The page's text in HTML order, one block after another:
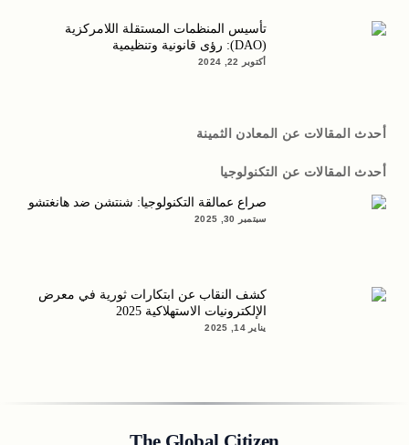
تأسيس المنظمات المستقلة اللامركزية
(DAO): رؤى قانونية وتنظيمية
أكتوبر 22, 2024
أحدث المقالات عن المعادن الثمينة
أحدث المقالات عن التكنولوجيا
صراع عمالقة التكنولوجيا: شنتشن ضد هانغتشو
سبتمبر 30, 2025
كشف النقاب عن ابتكارات ثورية في معرض
الإلكترونيات الاستهلاكية 2025
يناير 14, 2025